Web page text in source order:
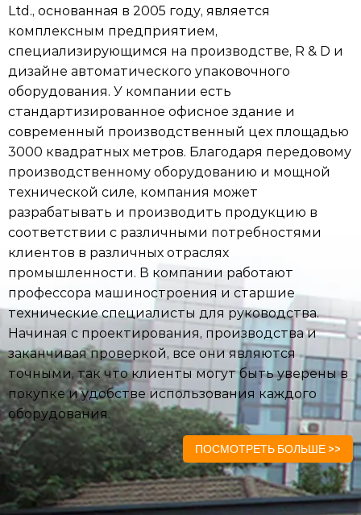
Ltd., основанная в 2005 году, является
комплексным предприятием,
специализирующимся на производстве, R & D и
дизайне автоматического упаковочного
оборудования. У компании есть
стандартизированное офисное здание и
современный производственный цех площадью
3000 квадратных метров. Благодаря передовому
производственному оборудованию и мощной
технической силе, компания может
разрабатывать и производить продукцию в
соответствии с различными потребностями
клиентов в различных отраслях
промышленности. В компании работают
профессора машиностроения и старшие
технические специалисты для руководства.
Начиная с проектирования, производства и
заканчивая проверкой, все они являются
точными, так что клиенты могут быть уверены в
покупке и удобстве использования каждого
оборудования.
ПОСМОТРЕТЬ БОЛЬШЕ >>